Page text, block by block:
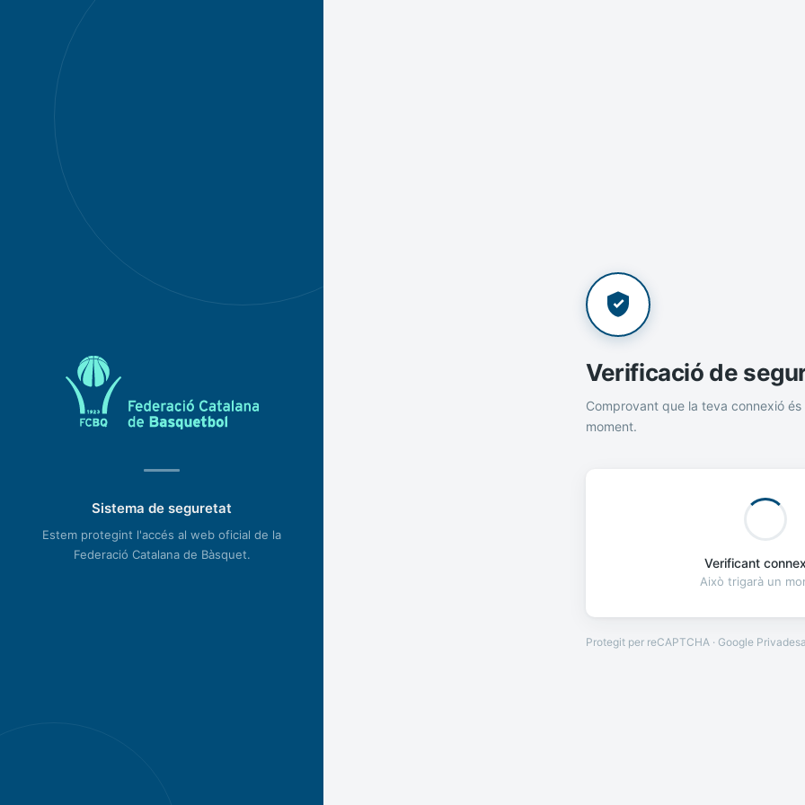
Sistema de seguretat
Estem protegint l'accés al web oficial de la
Federació Catalana de Bàsquet.
Verificació de
Comprovant que la teva connexió és
moment.
Verificant
Això trigarà un
Protegit per reCAPTCHA · Google Privadesa